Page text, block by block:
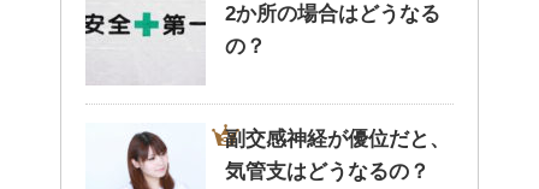
2か所の場合はどうなる
の？
副交感神経が優位だと、
気管支はどうなるの？